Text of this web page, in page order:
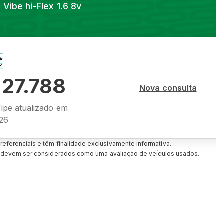
Vibe hi-Flex 1.6 8v
atualizado em
Nova consulta
e têm finalidade exclusivamente informativa.
ser considerados como uma avaliação de veículos usados.